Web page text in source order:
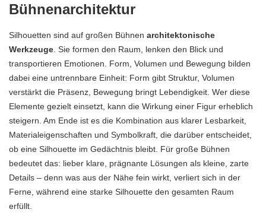
Bühnenarchitektur
Silhouetten sind auf großen Bühnen architektonische
Werkzeuge . Sie formen den Raum, lenken den Blick und
transportieren Emotionen. Form, Volumen und Bewegung bilden
dabei eine untrennbare Einheit: Form gibt Struktur, Volumen
verstärkt die Präsenz, Bewegung bringt Lebendigkeit. Wer diese
Elemente gezielt einsetzt, kann die Wirkung einer Figur erheblich
steigern. Am Ende ist es die Kombination aus klarer Lesbarkeit,
Materialeigenschaften und Symbolkraft, die darüber entscheidet,
ob eine Silhouette im Gedächtnis bleibt. Für große Bühnen
bedeutet das: lieber klare, prägnante Lösungen als kleine, zarte
Details – denn was aus der Nähe fein wirkt, verliert sich in der
Ferne, während eine starke Silhouette den gesamten Raum
erfüllt.